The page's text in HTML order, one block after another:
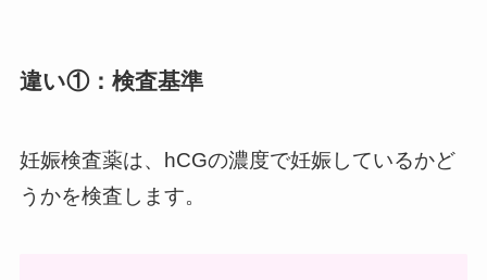
違い①： 検査基準
妊娠検査薬は、hCGの濃度で妊娠しているかど
うかを検査します。